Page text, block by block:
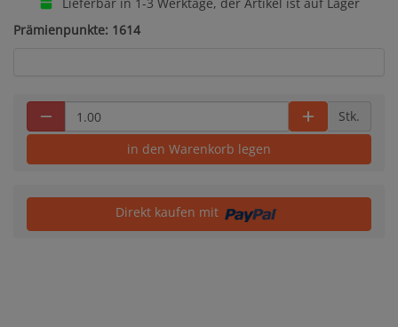
Prämienpunkte: 1614
Stk.
in den Warenkorb legen
Direkt kaufen mit